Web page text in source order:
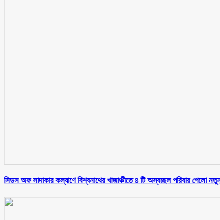
সিডস অফ সাদাকার কল্যাণে বিশ্বনাথের খাজাঞ্চীতে ৪ টি অস্বচ্ছল পরিবার পেলো